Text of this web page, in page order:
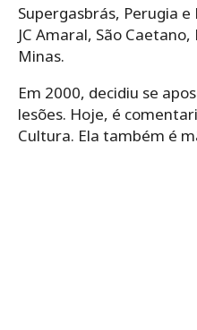
Supergasbrás, Perugia
JC Amaral, São
Minas.
Em 2000, decidiu se
lesões. Hoje, é
Cultura. Ela também é